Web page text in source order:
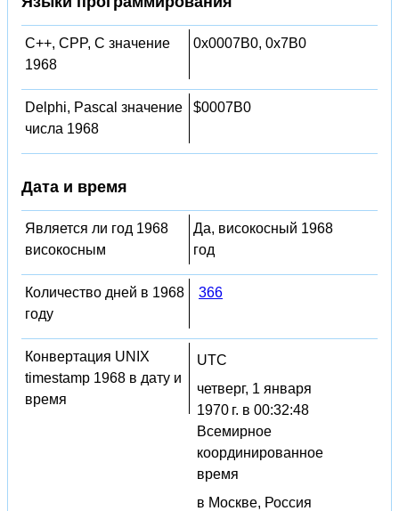
C++, CPP, C значение
1968
0x0007B0, 0x7B0
Delphi, Pascal значение
числа 1968
$0007B0
Дата и время
Является ли год 1968
високосным
Да, високосный 1968
год
Количество дней в 1968
году
366
Конвертация UNIX
timestamp 1968 в дату и
время
UTC
четверг, 1 января
1970 г. в 00:32:48
Всемирное
координированное
время
в Москве, Россия